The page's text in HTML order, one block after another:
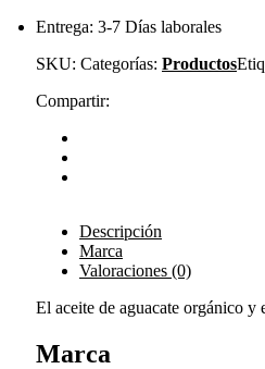
Entrega: 3-7 Días laborales
SKU: Categorías: Productos
Compartir:
Descripción
Marca
Valoraciones (0)
El aceite de aguacate orgánico y
Marca